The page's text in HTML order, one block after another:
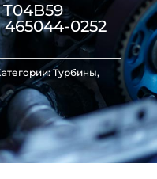
465044-0252
Турбины,